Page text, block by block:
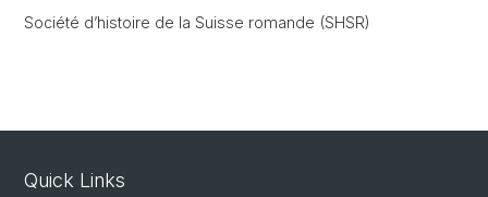
Société d’histoire de la Suisse romande (SHSR)
Quick Links